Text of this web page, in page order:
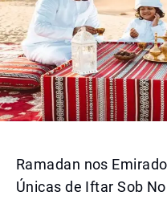
Ramadan nos
Únicas de Iftar Sob